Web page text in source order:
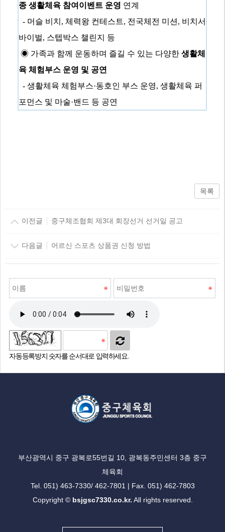
종 생활체육 참여이벤트 운영 연계
- 머슬 비치 , 체력왕 컨테스트, 전국체전 미션 , 비치서
바이벌, 스텝박스 챌린지 등
◉ 가족과 함께 운동하며 즐길 수 있는 다양한 생활체
육 체험부스 운영 및 공연
- 생활체육 체험부스·동호인 부스 운영, 생활체육 퍼
포먼스 및 마술·밴드 등 공연
목록
이전글 중구체조협회 제3대 회장선거 선거일 공고
다음글 어르신 스포츠 상품권 신청 방법
자동등록방지 숫자를 순서대로 입력하세요.
부산광역시 중구 광복로55번길 10, 광복동주민센터 3층 중구
체육회
Tel. 051) 463-7330/ 462-7801 | Fax. 051) 462-7803
Copyright © bsjgsc7330.co.kr. All rights reserved.